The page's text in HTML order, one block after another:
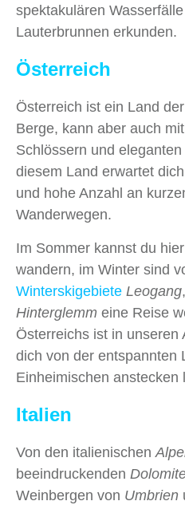
spektakulären
Lauterbrunnen erkunden.
Österreich
Österreich ist ein Land
Berge, kann aber auch
Schlössern und
diesem Land erwartet
und hohe Anzahl an
Wanderwegen.
Im Sommer kannst du
wandern, im Winter sind
Winterskigebiete Leogang,
Hinterglemm eine Reise
Österreichs ist in unseren
dich von der entspannten
Einheimischen anstecken
Italien
Von den italienischen
beeindruckenden
Weinbergen von Umbrien